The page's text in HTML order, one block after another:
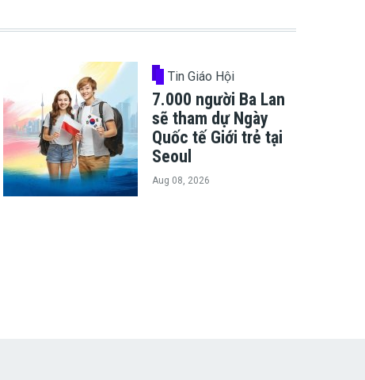
Tin Giáo Hội
7.000 người Ba Lan
sẽ tham dự Ngày
Quốc tế Giới trẻ tại
Seoul
Aug 08, 2026